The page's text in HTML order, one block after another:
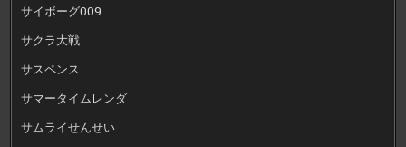
サイボーグ009
サクラ大戦
サスペンス
サマータイムレンダ
サムライせんせい